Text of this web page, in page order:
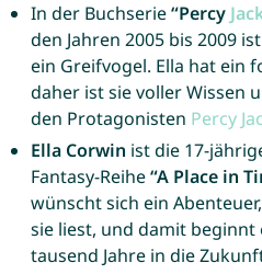
In der Buchserie“Percy
den Jahren 2005 bis 2009 ist
ein Greifvogel. Ella hat ein
daher ist sie voller Wissen
den Protagonisten Percy
Ella Corwin ist die 17-
Fantasy-Reihe“A Place in
wünscht sich ein
sie liest, und damit beginnt
tausend Jahre in die